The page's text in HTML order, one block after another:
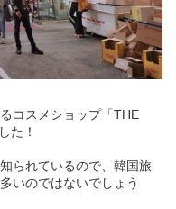
コスメショップ「THE
た！
られているので、韓国旅
いのではないでしょう